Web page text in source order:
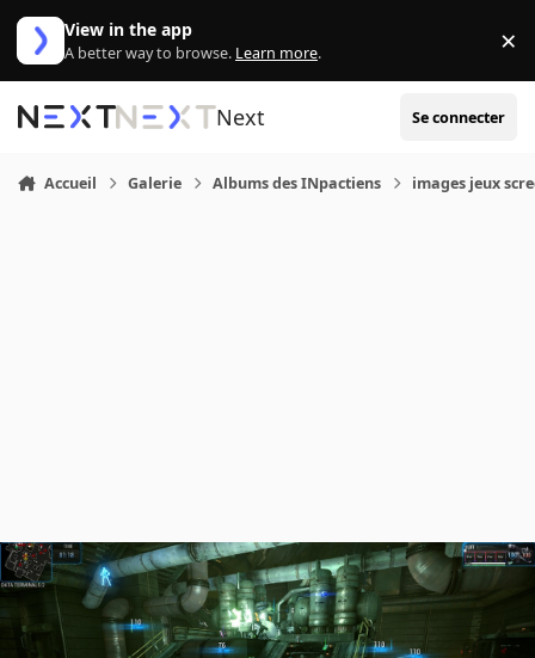
Aller au contenu
View in the app
A better way to browse. Learn more. ×
Next Se connecter
Accueil Galerie Albums des INpactiens images jeux